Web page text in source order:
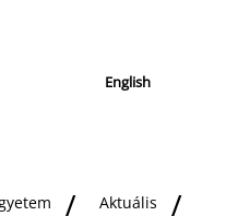
English
Aktuális